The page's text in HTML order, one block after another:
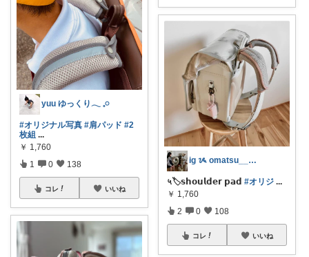
yuu ゆっくり𓂃 𓈒𓏸
#オリジナル写真 #肩パッド #2
枚組 ...
￥ 1,760
1 0 138
コレ いいね
ig ᝰ omatsu______.ie
५🏷️𝘀𝗵𝗼𝘂𝗹𝗱𝗲𝗿 𝗽𝗮𝗱 #オリジ ...
￥ 1,760
2 0 108
コレ いいね